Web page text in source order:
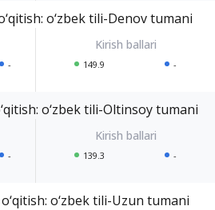
o‘zbek tili-Denov tumani
- 149.9 -
o‘zbek tili-Oltinsoy tumani
- 139.3 -
o‘zbek tili-Uzun tumani